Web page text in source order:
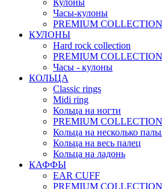
Кулоны
Часы-кулоны
PREMIUM COLLECTION
КУЛОНЫ
Hard rock collection
PREMIUM COLLECTION
Часы - кулоны
КОЛЬЦА
Classic rings
Midi ring
Кольца на ногти
PREMIUM COLLECTION
Кольца на несколько
Кольца на весь палец
Кольца на ладонь
КАФФЫ
EAR CUFF
PREMIUM COLLECTION